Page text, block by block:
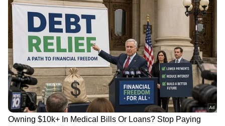
പ്രവേശിപ്പിച്ചു എന്ന് റിപ്പോര്‍ട്ടുകളുണ്ട്.
DOWNLOAD APP
RECOMMENDED STORIES